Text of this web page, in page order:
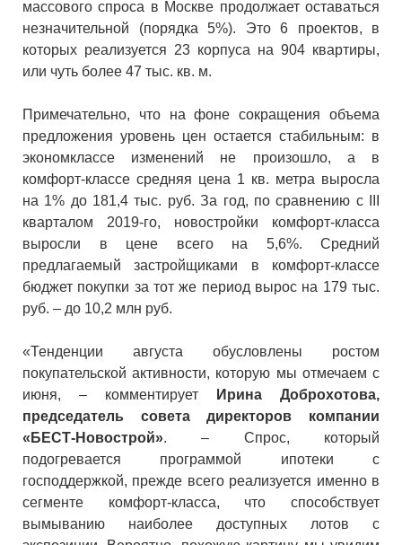
массового спроса в Москве продолжает оставаться
незначительной (порядка 5%). Это 6 проектов, в
которых реализуется 23 корпуса на 904 квартиры,
или чуть более 47 тыс. кв. м.
Примечательно, что на фоне сокращения объема
предложения уровень цен остается стабильным: в
экономклассе изменений не произошло, а в
комфорт-классе средняя цена 1 кв. метра выросла
на 1% до 181,4 тыс. руб. За год, по сравнению с III
кварталом 2019-го, новостройки комфорт-класса
выросли в цене всего на 5,6%. Средний
предлагаемый застройщиками в комфорт-классе
бюджет покупки за тот же период вырос на 179 тыс.
руб. – до 10,2 млн руб.
«Тенденции августа обусловлены ростом
покупательской активности, которую мы отмечаем с
июня, – комментирует
Ирина Доброхотова,
председатель совета директоров компании
«БЕСТ-Новострой». – Спрос, который
подогревается программой ипотеки с
господдержкой, прежде всего реализуется именно в
сегменте комфорт-класса, что способствует
вымыванию наиболее доступных лотов с